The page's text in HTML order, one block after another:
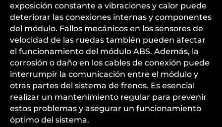
exposición constante a vibraciones y calor puede
deteriorar las conexiones internas y componentes
del módulo. Fallos mecánicos en los sensores de
velocidad de las ruedas también pueden afectar
el funcionamiento del módulo ABS. Además, la
corrosión o daño en los cables de conexión puede
interrumpir la comunicación entre el módulo y
otras partes del sistema de frenos. Es esencial
realizar un mantenimiento regular para prevenir
estos problemas y asegurar un funcionamiento
óptimo del sistema.